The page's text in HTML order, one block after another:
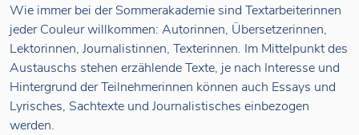
Wie immer bei der Sommerakademie sind Textarbeiterinnen
jeder Couleur willkommen: Autorinnen, Übersetzerinnen,
Lektorinnen, Journalistinnen, Texterinnen. Im Mittelpunkt des
Austauschs stehen erzählende Texte, je nach Interesse und
Hintergrund der Teilnehmerinnen können auch Essays und
Lyrisches, Sachtexte und Journalistisches einbezogen
werden.